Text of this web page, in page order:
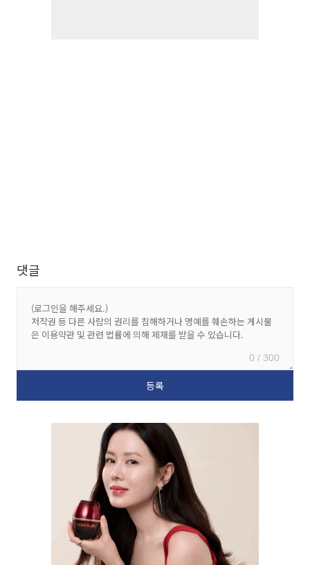
댓글
0 / 300